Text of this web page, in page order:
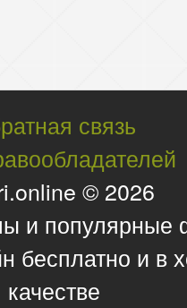
связь
© 2026
и
бесплатно и в
качестве